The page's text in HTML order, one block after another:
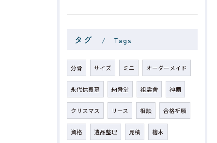
タグ Tags
分骨 サイズ ミニ オーダーメイド
永代供養墓 納骨堂 祖霊舎 神棚
クリスマス リース 相談 合格祈願
資格 遺品整理 見積 檜木